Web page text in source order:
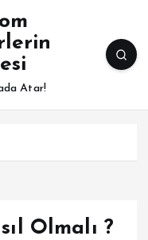
Atar!
Olmalı ?